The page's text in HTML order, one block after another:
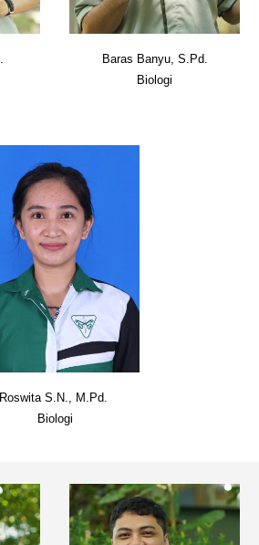
Baras Banyu, S.Pd.
Biologi
Roswita S.N., M.Pd.
Biologi